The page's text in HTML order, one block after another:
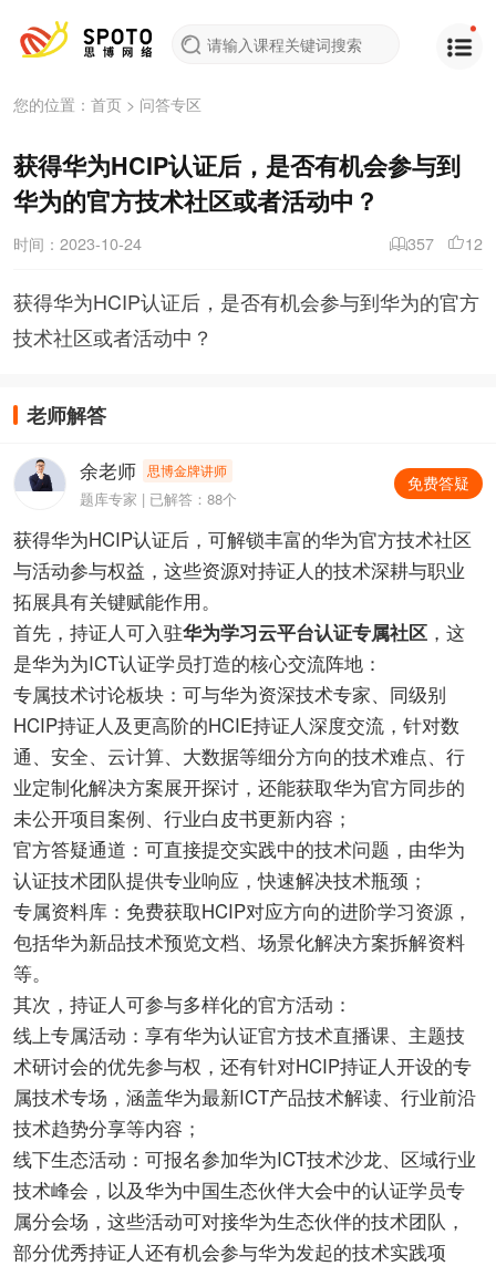
您的位置： 首页> 问答专区
获得华为HCIP认证后，是否有机会参与到
华为的官方技术社区或者活动中？
时间：2023-10-24 357 12
获得华为HCIP认证后，是否有机会参与到华为的官方
技术社区或者活动中？
老师解答
余老师 思博金牌讲师
题库专家 | 已解答：88个
免费答疑
获得华为HCIP认证后，可解锁丰富的华为官方技术社区
与活动参与权益，这些资源对持证人的技术深耕与职业
拓展具有关键赋能作用。
首先，持证人可入驻华为学习云平台认证专属社区，这
是华为为ICT认证学员打造的核心交流阵地：
专属技术讨论板块：可与华为资深技术专家、同级别
HCIP持证人及更高阶的HCIE持证人深度交流，针对数
通、安全、云计算、大数据等细分方向的技术难点、行
业定制化解决方案展开探讨，还能获取华为官方同步的
未公开项目案例、行业白皮书更新内容；
官方答疑通道：可直接提交实践中的技术问题，由华为
认证技术团队提供专业响应，快速解决技术瓶颈；
专属资料库：免费获取HCIP对应方向的进阶学习资源，
包括华为新品技术预览文档、场景化解决方案拆解资料
等。
其次，持证人可参与多样化的官方活动：
线上专属活动：享有华为认证官方技术直播课、主题技
术研讨会的优先参与权，还有针对HCIP持证人开设的专
属技术专场，涵盖华为最新ICT产品技术解读、行业前沿
技术趋势分享等内容；
线下生态活动：可报名参加华为ICT技术沙龙、区域行业
技术峰会，以及华为中国生态伙伴大会中的认证学员专
属分会场，这些活动可对接华为生态伙伴的技术团队，
部分优秀持证人还有机会参与华为发起的技术实践项